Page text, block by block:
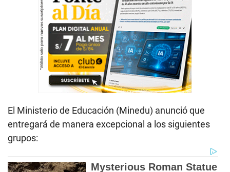
El Ministerio de Educación (Minedu) anunció que
entregará de manera excepcional a los siguientes
grupos: